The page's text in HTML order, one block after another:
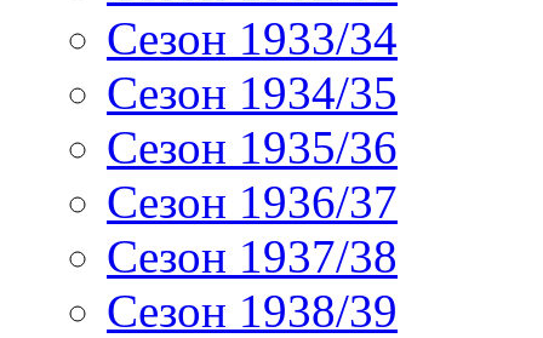
Сезон 1933/34
Сезон 1934/35
Сезон 1935/36
Сезон 1936/37
Сезон 1937/38
Сезон 1938/39